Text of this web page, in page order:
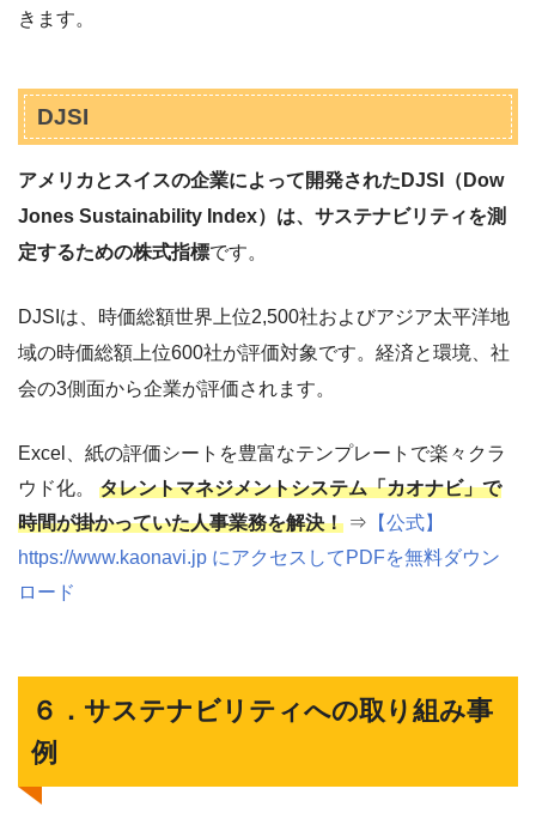
きます。
DJSI
アメリカとスイスの企業によって開発されたDJSI（Dow
Jones Sustainability Index）は、サステナビリティを測
定するための株式指標です。
DJSIは、時価総額世界上位2,500社およびアジア太平洋地
域の時価総額上位600社が評価対象です。経済と環境、社
会の3側面から企業が評価されます。
Excel、紙の評価シートを豊富なテンプレートで楽々クラ
ウド化。 タレントマネジメントシステム「カオナビ」で
時間が掛かっていた人事業務を解決！ ⇒ 【公式】
https://www.kaonavi.jp にアクセスしてPDFを無料ダウン
ロード
６．サステナビリティへの取り組み事
例